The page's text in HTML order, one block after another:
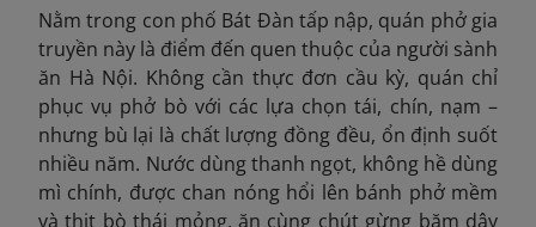
Nằm trong con phố Bát Đàn tấp nập, quán phở gia
truyền này là điểm đến quen thuộc của người sành
ăn Hà Nội. Không cần thực đơn cầu kỳ, quán chỉ
phục vụ phở bò với các lựa chọn tái, chín, nạm –
nhưng bù lại là chất lượng đồng đều, ổn định suốt
nhiều năm. Nước dùng thanh ngọt, không hề dùng
mì chính, được chan nóng hổi lên bánh phở mềm
và thịt bò thái mỏng, ăn cùng chút gừng băm dậy